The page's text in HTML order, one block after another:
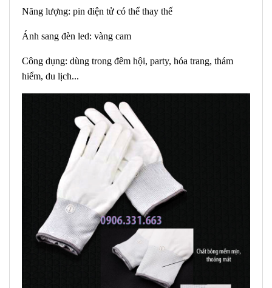
Năng lượng: pin điện tử có thể thay thế
Ánh sang đèn led: vàng cam
Công dụng: dùng trong đêm hội, party, hóa trang, thám
hiểm, du lịch...